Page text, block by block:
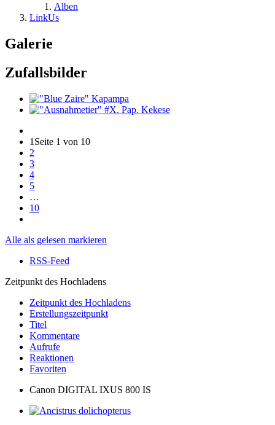
Alben
LinkUs
Galerie
Zufallsbilder
1 Seite 1 von 10
2
3
4
5
…
10
Alle als gelesen markieren
RSS-Feed
Zeitpunkt des Hochladens
Zeitpunkt des Hochladens
Erstellungszeitpunkt
Titel
Kommentare
Aufrufe
Reaktionen
Favoriten
Canon DIGITAL IXUS 800 IS